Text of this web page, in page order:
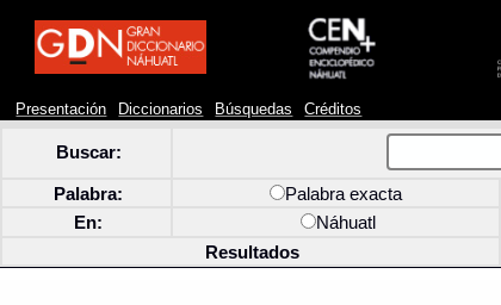
Presentación Diccionarios Búsquedas Créditos
Buscar:
Palabra: Palabra exacta
En:
Náhuatl
Resultados